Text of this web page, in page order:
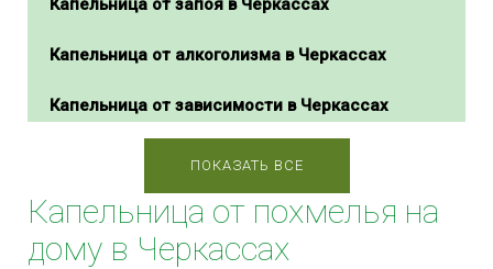
Капельница от запоя в Черкассах
Капельница от алкоголизма в Черкассах
Капельница от зависимости в Черкассах
Капельница «Детокс» в Черкассах
Капельница на дому в Черкассах
Капельница от наркотиков в Черкассах
ПОКАЗАТЬ ВСЕ
Капельница от похмелья на
дому в Черкассах